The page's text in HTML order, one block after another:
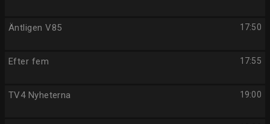
17:50
Äntligen V85
17:55
Efter fem
19:00
TV4 Nyheterna